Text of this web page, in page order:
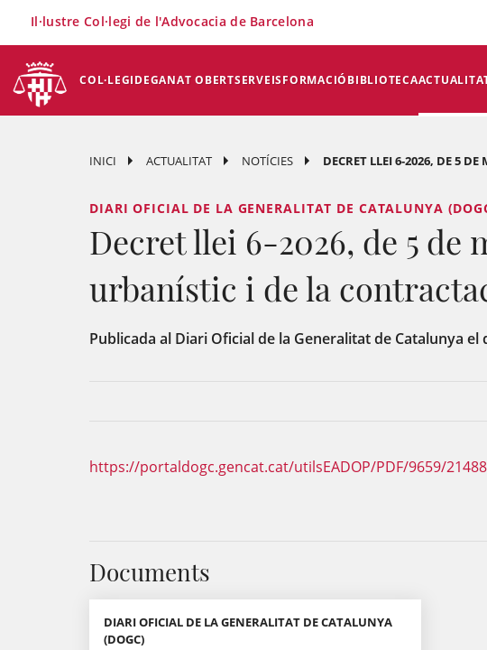
COL·LEGIDEGANAT OBERTSERVEISFORMACIÓBIBLIOTECA
Il·lustre Col·legi de l'Advocacia de Barcelona
INICI ACTUALITAT NOTÍCIES DECRET LLEI 6-2026, DE 5
DIARI OFICIAL DE LA GENERALITAT DE CATALUNYA
Decret llei 6-2026, de 5 de
urbanístic i de la
Publicada al Diari Oficial de la Generalitat de Catalunya el
https://portaldogc.gencat.cat/utilsEADOP/PDF/9659/
Documents
DIARI OFICIAL DE LA GENERALITAT DE CATALUNYA
(DOGC)